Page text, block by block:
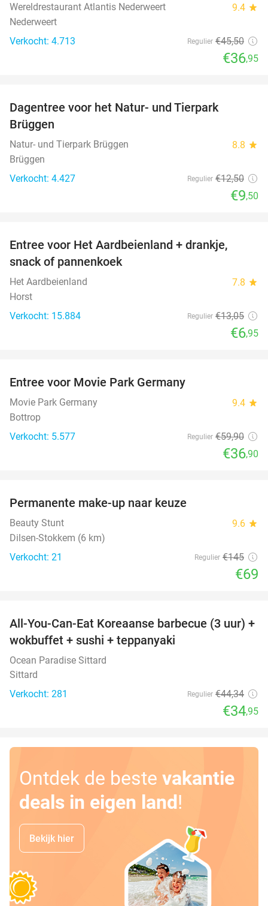
Wereldrestaurant Atlantis Nederweert 9.4 star
Nederweert
Verkocht: 4.713
Regulier €45,50
€36,95
Dagentree voor het Natur- und Tierpark
Brüggen
Natur- und Tierpark Brüggen 8.8 star
Brüggen
Verkocht: 4.427
Regulier €12,50
€9,50
Entree voor Het Aardbeienland + drankje,
snack of pannenkoek
Het Aardbeienland 7.8 star
Horst
Verkocht: 15.884
Regulier €13,05
€6,95
Entree voor Movie Park Germany
Movie Park Germany 9.4 star
Bottrop
Verkocht: 5.577
Regulier €59,90
€36,90
Permanente make-up naar keuze
Beauty Stunt 9.6 star
Dilsen-Stokkem (6 km)
Verkocht: 21
Regulier €145
€69
21%
All-You-Can-Eat Koreaanse barbecue (3 uur) +
wokbuffet + sushi + teppanyaki
Ocean Paradise Sittard
Sittard
Verkocht: 281
Regulier €44,34
€34,95
Ontdek de beste vakantie
deals in eigen land!
Bekijk hier